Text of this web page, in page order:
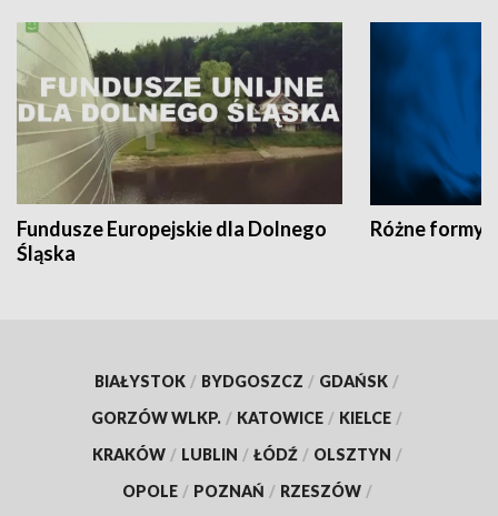
Fundusze Europejskie dla Dolnego
Śląska
Różne formy
BIAŁYSTOK / BYDGOSZCZ / GDAŃSK /
GORZÓW WLKP. / KATOWICE / KIELCE /
KRAKÓW / LUBLIN / ŁÓDŹ / OLSZTYN /
OPOLE / POZNAŃ / RZESZÓW /